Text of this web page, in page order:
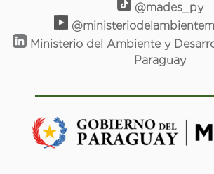
@mades_py
Ministerio del Ambiente y
Paraguay